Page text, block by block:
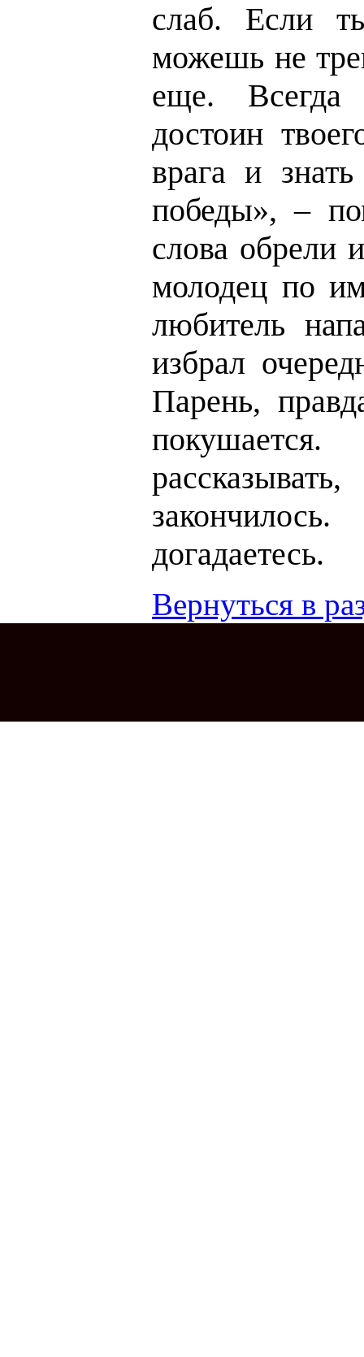
слаб. Если
можешь не
еще. Всегда
достоин
врага и
победы», –
слова обрели
молодец по
любитель
избрал
Парень,
догадаетесь.
Вернуться в